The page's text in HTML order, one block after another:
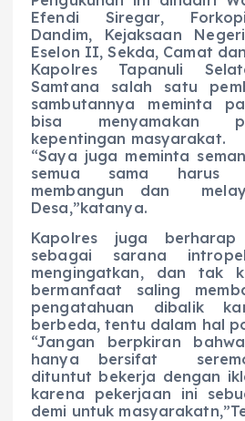
Efendi Siregar,
Dandim, Kejaksaan
Eselon II, Sekda, Camat
Kapolres Tapanuli
Samtana salah satu
sambutannya meminta
bisa menyamakan
kepentingan masyarakat.
“Saya juga meminta
semua sama harus
membangun dan
Desa,”katanya.
Kapolres juga berharap
sebagai sarana
mengingatkan, dan tak
bermanfaat saling
pengatahuan dibalik
berbeda, tentu dalam hal
“Jangan berpkiran
hanya bersifat
dituntut bekerja dengan
karena pekerjaan ini
demi untuk